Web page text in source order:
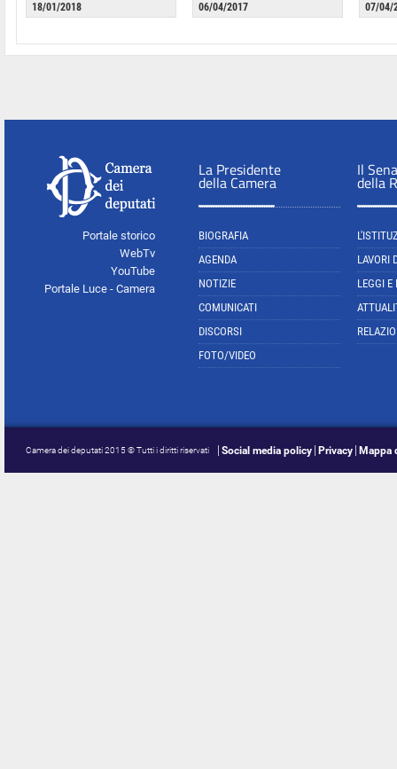
18/01/2018 06/04/2017 07/04/
Portale storico
WebTv
YouTube
Portale Luce - Camera
La Presidente
della Camera
BIOGRAFIA
AGENDA
NOTIZIE
COMUNICATI
DISCORSI
FOTO/VIDEO
Il
della
LAVORI
LEGGI E
Camera dei deputati 2015 © Tutti i diritti riservati Social media policy Privacy Mappa